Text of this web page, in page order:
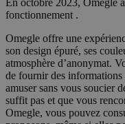
fonctionnement .
Omegle offre une
son design épuré, ses
atmosphère d’anonymat.
de fournir des
amuser sans vous soucier
suffit pas et que vous
Omegle, vous pouvez